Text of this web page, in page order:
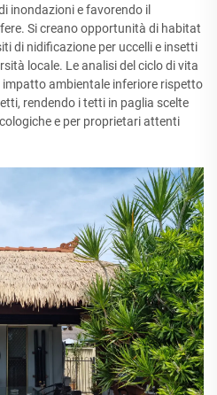
inondazioni e favorendo il
Si creano opportunità di habitat
di nidificazione per uccelli e insetti
locale. Le analisi del ciclo di vita
ambientale inferiore rispetto
rendendo i tetti in paglia scelte
e per proprietari attenti